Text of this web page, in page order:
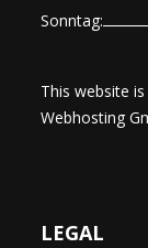
Sonntag:
This website
Webhosting
LEGAL